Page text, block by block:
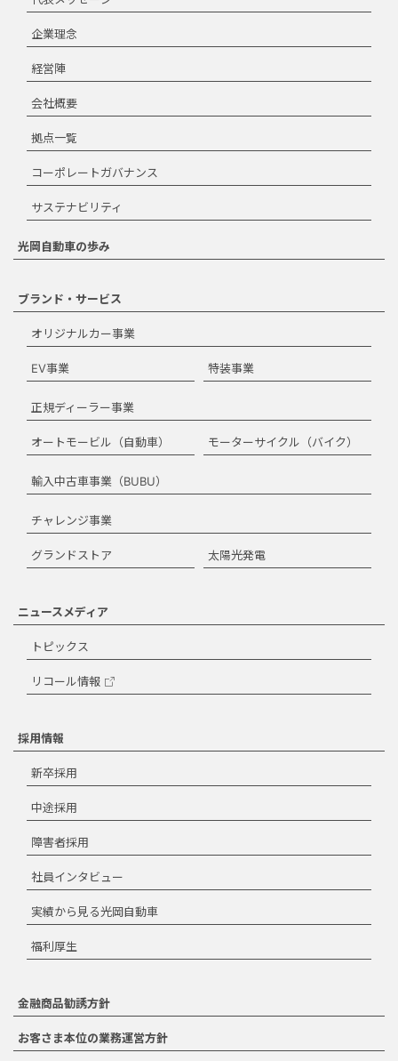
に同意します。
閉じる
企業理念
経営陣
会社概要
拠点一覧
コーポレートガバナンス
サステナビリティ
光岡自動車の歩み
ブランド・サービス
オリジナルカー事業
EV事業 特装事業
正規ディーラー事業
オートモービル（自動車） モーターサイクル（バイク）
輸入中古車事業（BUBU）
チャレンジ事業
グランドストア 太陽光発電
ニュースメディア
トピックス
リコール情報
採用情報
新卒採用
中途採用
障害者採用
社員インタビュー
実績から見る光岡自動車
福利厚生
金融商品勧誘方針
お客さま本位の業務運営方針